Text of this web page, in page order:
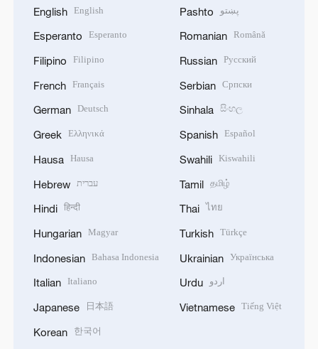
English English
Esperanto Esperanto
Filipino Filipino
French Français
German Deutsch
Greek Ελληνικά
Hausa Hausa
Hebrew עברית
Hindi हिन्दी
Hungarian Magyar
Indonesian Bahasa Indonesia
Italian Italiano
Japanese 日本語
Korean 한국어
Pashto پښتو
Romanian Română
Russian Русский
Serbian Српски
Sinhala සිංහල
Spanish Español
Swahili Kiswahili
Tamil தமிழ்
Thai ไทย
Turkish Türkçe
Ukrainian Українська
Urdu اردو
Vietnamese Tiếng Việt